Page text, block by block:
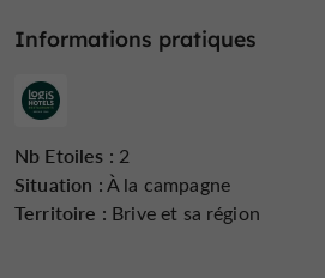
Informations pratiques
Nb Etoiles : 2
Situation :À la campagne
Territoire : Brive et sa région